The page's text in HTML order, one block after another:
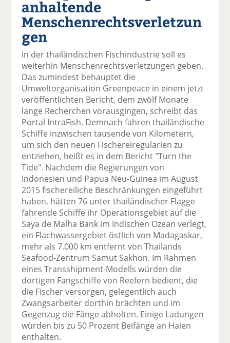
a
uf
e
b
o
k
te
il
e
n
wi
er
n
uf
k
e
n
te
il
e
n
er
ai
l
v
er
se
n
d
e
ru
anhaltende
Menschenrechtsverletzun
gen
In der thailändischen Fischindustrie soll es
weiterhin Menschenrechtsverletzungen geben.
Das zumindest behauptet die
Umweltorganisation Greenpeace in einem jetzt
veröffentlichten Bericht, dem zwölf Monate
lange Recherchen vorausgingen, schreibt das
Portal IntraFish. Demnach fahren thailändische
Schiffe inzwischen tausende von Kilometern,
um sich den neuen Fischereiregularien zu
entziehen, heißt es in dem Bericht "Turn the
Tide". Nachdem die Regierungen von
Indonesien und Papua Neu-Guinea im August
2015 fischereiliche Beschränkungen eingeführt
haben, hätten 76 unter thailändischer Flagge
fahrende Schiffe ihr Operationsgebiet auf die
Saya de Malha Bank im Indischen Ozean verlegt,
ein Flachwassergebiet östlich von Madagaskar,
mehr als 7.000 km entfernt von Thailands
Seafood-Zentrum Samut Sakhon. Im Rahmen
eines Transshipment-Modells würden die
dortigen Fangschiffe von Reefern bedient, die
die Fischer versorgen, gelegentlich auch
Zwangsarbeiter dorthin brächten und im
Gegenzug die Fänge abholten. Einige Ladungen
würden bis zu 50 Prozent Beifänge an Haien
enthalten.